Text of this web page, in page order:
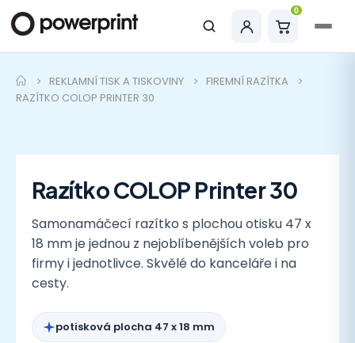
Hledat
0
REKLAMNÍ TISK A TISKOVINY
FIREMNÍ RAZÍTKA
RAZÍTKO COLOP PRINTER 30
Razítko COLOP Printer 30
Samonamáčecí razítko s plochou otisku 47 x
18 mm je jednou z nejoblíbenějších voleb pro
firmy i jednotlivce. Skvělé do kanceláře i na
cesty.
potisková plocha 47 x 18 mm